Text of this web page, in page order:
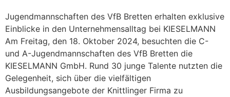
Jugendmannschaften des VfB Bretten erhalten exklusive
Einblicke in den Unternehmensalltag bei KIESELMANN
Am Freitag, den 18. Oktober 2024, besuchten die C-
und A-Jugendmannschaften des VfB Bretten die
KIESELMANN GmbH. Rund 30 junge Talente nutzten die
Gelegenheit, sich über die vielfältigen
Ausbildungsangebote der Knittlinger Firma zu